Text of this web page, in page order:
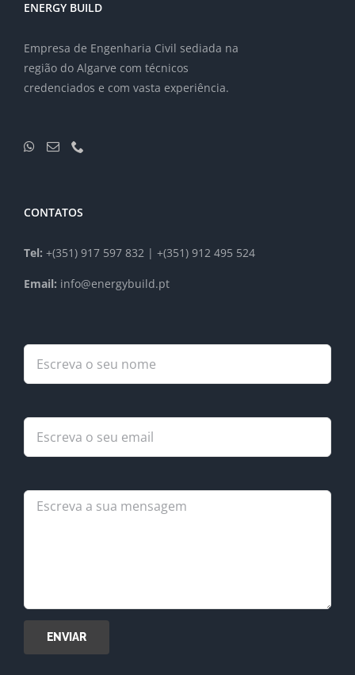
ENERGY BUILD
Empresa de Engenharia Civil sediada na
região do Algarve com técnicos
credenciados e com vasta experiência.
CONTATOS
Tel: +(351) 917 597 832 | +(351) 912 495 524
Email: info@energybuild.pt